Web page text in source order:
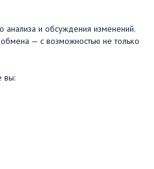
анализа и обсуждения изменений.
— с возможностью не только
вы: